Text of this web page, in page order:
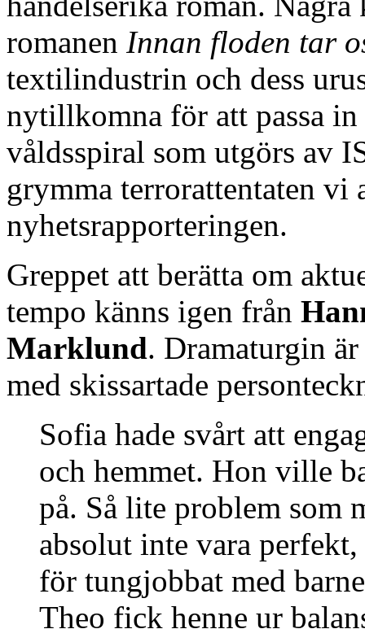
romanen Innan floden tar
textilindustrin och dess
nytillkomna för att passa
våldsspiral som utgörs av
grymma terrorattentaten
nyhetsrapporteringen.
Greppet att berätta om
tempo känns igen från
Marklund. Dramaturgin
med skissartade
Sofia hade svårt att
och hemmet. Hon ville
på. Så lite problem som
absolut inte vara
för tungjobbat med
Theo fick henne ur